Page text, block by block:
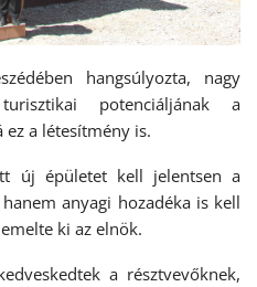
hangsúlyozta, nagy
potenciáljának a
ez a létesítmény is.
új épületet kell jelentsen a
anyagi hozadéka is kell
ki az elnök.
a résztvevőknek,